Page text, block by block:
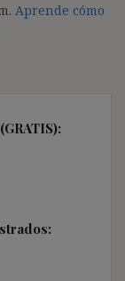
Aprende cómo